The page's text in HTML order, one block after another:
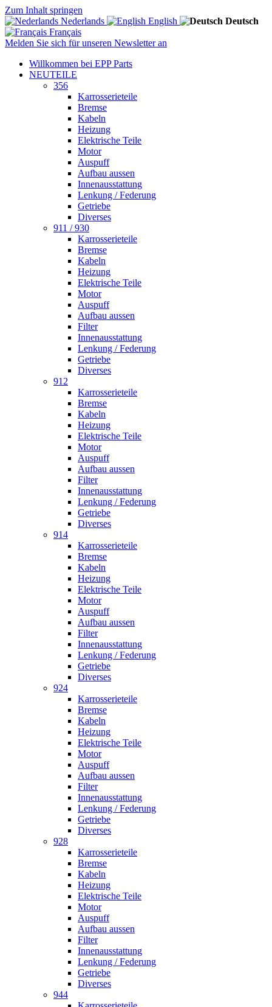
Zum Inhalt springen
Nederlands
English
Deutsch
Français
Melden Sie sich für unseren Newsletter an
Willkommen bei EPP Parts
NEUTEILE
356
Karrosserieteile
Bremse
Kabeln
Heizung
Elektrische Teile
Motor
Auspuff
Aufbau aussen
Innenausstattung
Lenkung / Federung
Getriebe
Diverses
911 / 930
Karrosserieteile
Bremse
Kabeln
Heizung
Elektrische Teile
Motor
Auspuff
Aufbau aussen
Filter
Innenausstattung
Lenkung / Federung
Getriebe
Diverses
912
Karrosserieteile
Bremse
Kabeln
Heizung
Elektrische Teile
Motor
Auspuff
Aufbau aussen
Filter
Innenausstattung
Lenkung / Federung
Getriebe
Diverses
914
Karrosserieteile
Bremse
Kabeln
Heizung
Elektrische Teile
Motor
Auspuff
Aufbau aussen
Filter
Innenausstattung
Lenkung / Federung
Getriebe
Diverses
924
Karrosserieteile
Bremse
Kabeln
Heizung
Elektrische Teile
Motor
Auspuff
Aufbau aussen
Filter
Innenausstattung
Lenkung / Federung
Getriebe
Diverses
928
Karrosserieteile
Bremse
Kabeln
Heizung
Elektrische Teile
Motor
Auspuff
Aufbau aussen
Filter
Innenausstattung
Lenkung / Federung
Getriebe
Diverses
944